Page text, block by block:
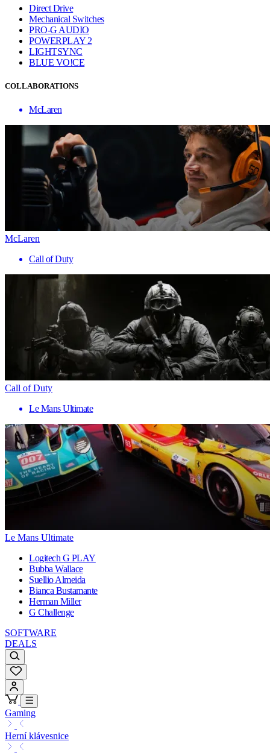
Direct Drive
Mechanical Switches
PRO-G AUDIO
POWERPLAY 2
LIGHTSYNC
BLUE VO!CE
COLLABORATIONS
McLaren
McLaren
Call of Duty
Call of Duty
Le Mans Ultimate
Le Mans Ultimate
Logitech G PLAY
Bubba Wallace
Suellio Almeida
Bianca Bustamante
Herman Miller
G Challenge
SOFTWARE
DEALS
Gaming
Herní klávesnice